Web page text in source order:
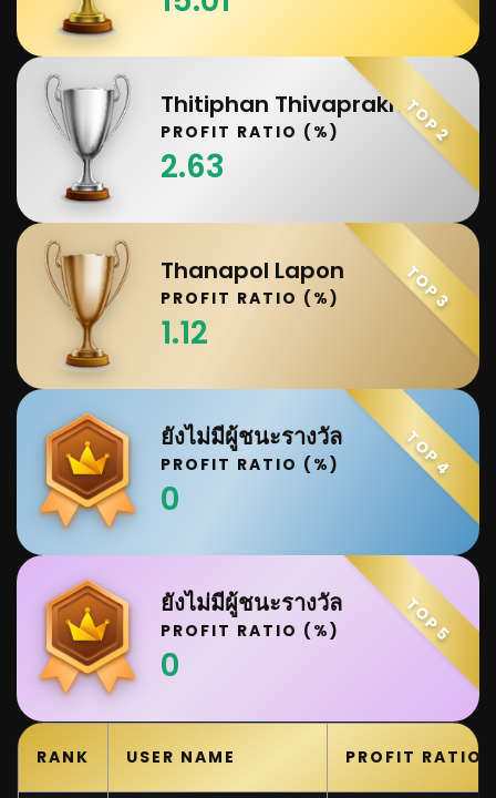
Thitiphan Thivaprakhon
PROFIT RATIO (%)
2.63
TOP 2
Thanapol Lapon
PROFIT RATIO (%)
1.12
TOP 3
ยังไม่มีผู้ชนะรางวัล
PROFIT RATIO (%)
0
TOP 4
ยังไม่มีผู้ชนะรางวัล
PROFIT RATIO (%)
0
TOP 5
RANK USER NAME PROFIT RATIO